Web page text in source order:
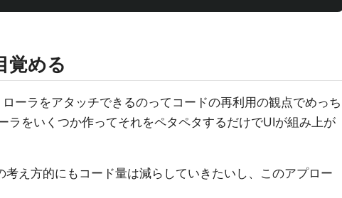
覚める
ーラをアタッチできるのってコードの再利用の観点でめっち
をいくつか作ってそれをペタペタするだけでUIが組み上が
考え方的にもコード量は減らしていきたいし、このアプロー